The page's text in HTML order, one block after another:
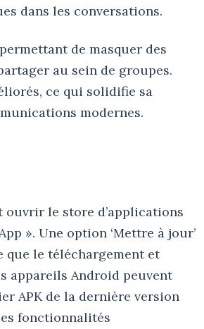
dans les conversations.
de masquer des
au sein de groupes.
ce qui solidifie sa
modernes.
le store d’applications
». Une option ‘Mettre à jour’
que le téléchargement et
appareils Android peuvent
APK de la dernière version
fonctionnalités